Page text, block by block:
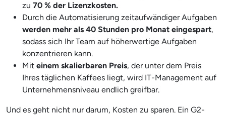
zu 70 % der Lizenzkosten.
Durch die Automatisierung zeitaufwändiger Aufgaben
werden mehr als 40 Stunden pro Monat eingespart,
sodass sich Ihr Team auf höherwertige Aufgaben
konzentrieren kann.
Mit einem skalierbaren Preis, der unter dem Preis
Ihres täglichen Kaffees liegt, wird IT-Management auf
Unternehmensniveau endlich greifbar.
Und es geht nicht nur darum, Kosten zu sparen. Ein G2-